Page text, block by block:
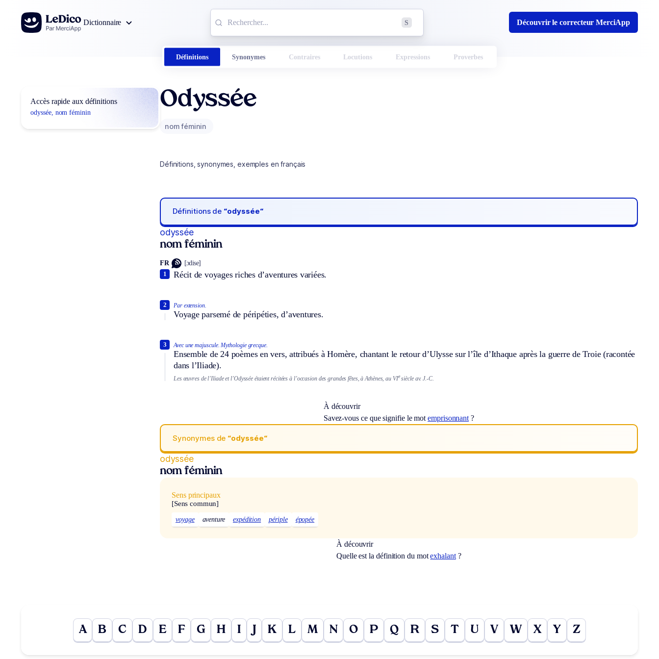
Aller au contenu
Dictionnaire
S Découvrir le correcteur MerciApp
Définitions Synonymes Contraires Locutions Expressions Proverbes
Accès rapide aux définitions
odyssée, nom féminin
Odyssée
nom féminin
Définitions, synonymes, exemples en français
Définitions de “odyssée“
odyssée
nom féminin
FR [ɔdise]
Récit de voyages riches d’aventures variées.
1
Par extension.
Voyage parsemé de péripéties, d’aventures.
2
Avec une majuscule. Mythologie grecque.
Ensemble de 24 poèmes en vers, attribués à Homère, chantant le retour d’Ulysse sur l’île d’Ithaque après la guerre de Troie (racontée
dans l’Iliade).
3
Les œuvres de l’Iliade et l’Odyssée étaient récitées à l’occasion des grandes fêtes, à Athènes, au VIesiècle av. J.-C.
À découvrir
Savez-vous ce que signifie le motemprisonnant ?
Synonymes de “odyssée“
odyssée
nom féminin
Sens principaux
[Sens commun]
voyage aventure expédition périple épopée
À découvrir
Quelle est la définition du motexhalant?
A B C D E F G H I J K L M N O P Q R S T U V W X Y Z